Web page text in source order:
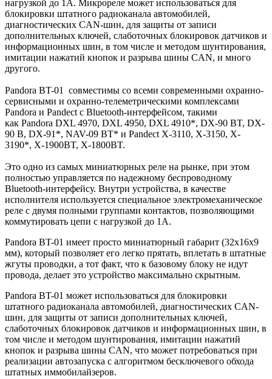
нагрузкой до 1А. Микрореле может использоваться для
блокировки штатного радиоканала автомобилей,
диагностических CAN-шин, для защиты от записи
дополнительных ключей, слаботочных блокировок датчиков и
информационных шин, в том числе и методом шунтирования,
имитации нажатий кнопок и разрыва шины CAN, и много
другого.
Pandora BT-01 совместимы со всеми современными охранно-
сервисными и охранно-телеметрическими комплексами
Pandora и Pandect c Bluetooth-интерфейсом, такими
как Pandora DXL 4970, DXL 4950, DXL 4910*, DX-90 BT, DX-
90 B, DX-91*, NAV-09 BT* и Pandect X-3110, X-3150, X-
3190*, X-1900BT, X-1800BT.
Это одно из самых миниатюрных реле на рынке, при этом
полностью управляется по надежному беспроводному
Bluetooth-интерфейсу. Внутри устройства, в качестве
исполнителя используется специальное электромеханическое
реле с двумя полными группами контактов, позволяющими
коммутировать цепи с нагрузкой до 1А.
Pandora BT-01 имеет просто миниатюрный габарит (32х16х9
мм), который позволяет его легко прятать, вплетать в штатные
жгуты проводки, а тот факт, что к базовому блоку не идут
провода, делает это устройство максимально скрытным.
Pandora BT-01 может использоваться для блокировки
штатного радиоканала автомобилей, диагностических CAN-
шин, для защиты от записи дополнительных ключей,
слаботочных блокировок датчиков и информационных шин, в
том числе и методом шунтирования, имитации нажатий
кнопок и разрыва шины CAN, что может потребоваться при
реализации автозапуска с алгоритмом бесключевого обхода
штатных иммобилайзеров.